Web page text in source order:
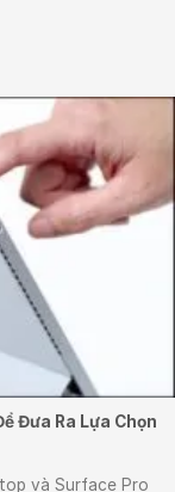
Đưa Ra Lựa Chọn
và Surface Pro